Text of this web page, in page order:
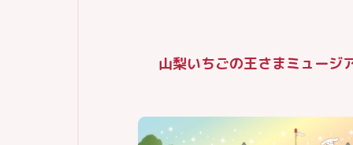
山梨いちごの王さまミュージ